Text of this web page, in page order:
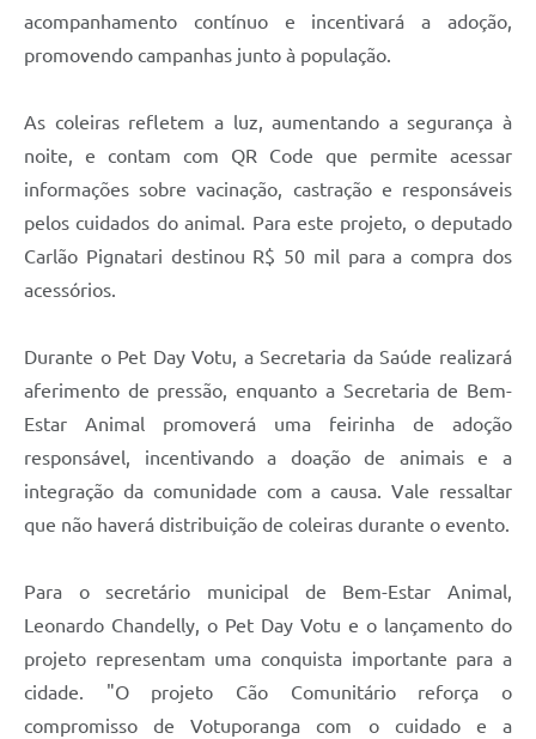
acompanhamento contínuo e incentivará a adoção,
promovendo campanhas junto à população.
As coleiras refletem a luz, aumentando a segurança à
noite, e contam com QR Code que permite acessar
informações sobre vacinação, castração e responsáveis
pelos cuidados do animal. Para este projeto, o deputado
Carlão Pignatari destinou R$ 50 mil para a compra dos
acessórios.
Durante o Pet Day Votu, a Secretaria da Saúde realizará
aferimento de pressão, enquanto a Secretaria de Bem-
Estar Animal promoverá uma feirinha de adoção
responsável, incentivando a doação de animais e a
integração da comunidade com a causa. Vale ressaltar
que não haverá distribuição de coleiras durante o evento.
Para o secretário municipal de Bem-Estar Animal,
Leonardo Chandelly, o Pet Day Votu e o lançamento do
projeto representam uma conquista importante para a
cidade. "O projeto Cão Comunitário reforça o
compromisso de Votuporanga com o cuidado e a